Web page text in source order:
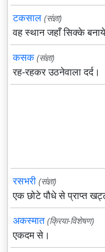
टकसाल (संज्ञा)
वह स्थान जहाँ सिक्के
कसक (संज्ञा)
रह-रहकर उठनेवाला दर्द।
रसभरी (संज्ञा)
एक छोटे पौधे से प्राप्त
अकस्मात (क्रिया-विशेषण)
एकदम से।